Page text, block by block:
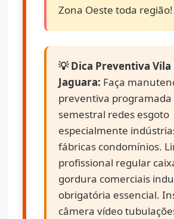
Zona Oeste toda região!
💡 Dica Preventiva Vila
Jaguara: Faça
preventiva programada
semestral redes esgoto
especialmente
fábricas condomínios.
profissional regular
gordura comerciais
obrigatória essencial.
câmera vídeo